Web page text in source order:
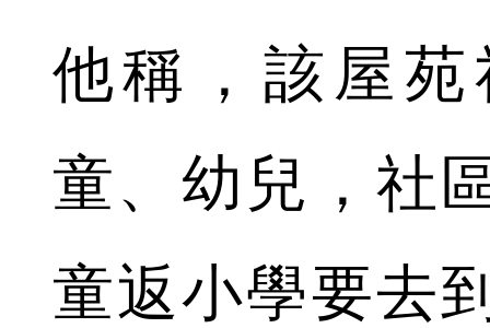
他稱，該屋苑
童、幼兒，社
童返小學要去